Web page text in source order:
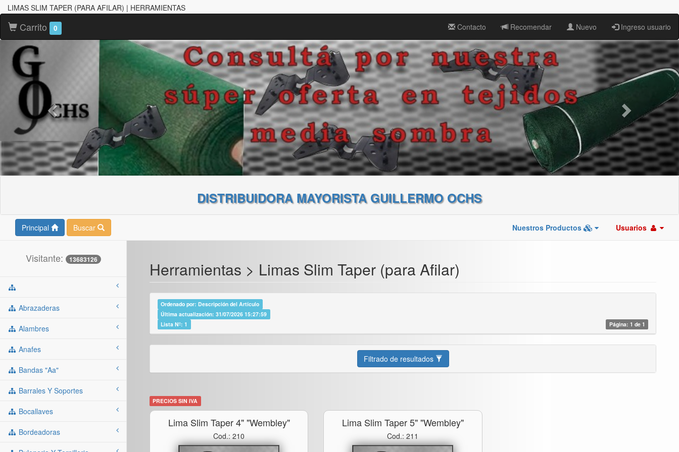
LIMAS SLIM TAPER (PARA AFILAR) | HERRAMIENTAS
Carrito 0 Contacto Recomendar Nuevo Ingreso usuario
DISTRIBUIDORA MAYORISTA GUILLERMO OCHS
Principal Buscar Nuestros Productos Usuarios
Visitante: 13683126
Abrazaderas
Alambres
Anafes
Bandas "aa"
Barrales Y Soportes
Bocallaves
Bordeadoras
Herramientas > Limas Slim Taper (para Afilar)
Ordenado por: Descripción del Artículo
Última actualización: 31/07/2026 15:27:59
Lista Nº: 1
Página: 1 de 1
Filtrado de resultados
PRECIOS SIN IVA
Lima Slim Taper 4" "wembley"
Cod.: 210
Lima Slim Taper 5" "wembley"
Cod.: 211